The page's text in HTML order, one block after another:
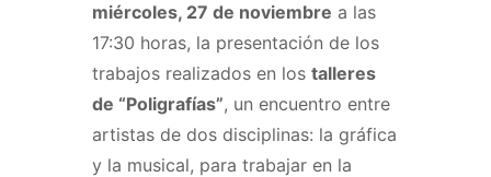
miércoles, 27 de noviembre a las
17:30 horas, la presentación de los
trabajos realizados en los talleres
de “Poligrafías”, un encuentro entre
artistas de dos disciplinas: la gráfica
y la musical, para trabajar en la